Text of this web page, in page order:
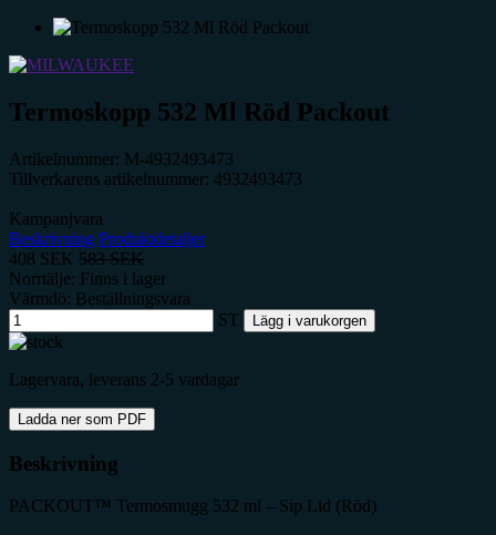
Termoskopp 532 Ml Röd Packout
Artikelnummer: M-4932493473
Tillverkarens artikelnummer: 4932493473
Kampanjvara
Beskrivning Produktdetaljer
408 SEK 583 SEK
Norrtälje: Finns i lager
Värmdö: Beställningsvara
ST
Lägg i varukorgen
Lagervara, leverans 2-5 vardagar
Ladda ner som PDF
Beskrivning
PACKOUT™ Termosmugg 532 ml – Sip Lid (Röd)